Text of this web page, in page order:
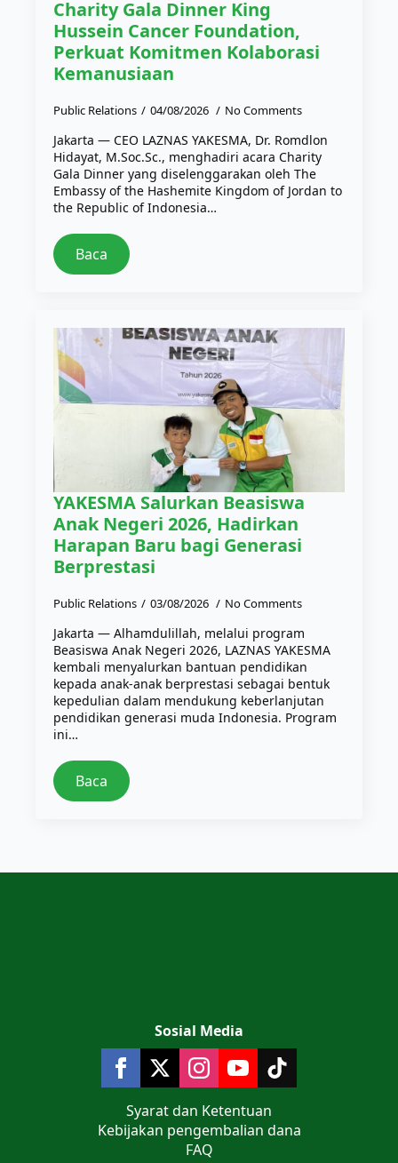
Charity Gala Dinner King
Hussein Cancer Foundation,
Perkuat Komitmen Kolaborasi
Kemanusiaan
Public Relations 04/08/2026 No Comments
Jakarta — CEO LAZNAS YAKESMA, Dr. Romdlon
Hidayat, M.Soc.Sc., menghadiri acara Charity
Gala Dinner yang diselenggarakan oleh The
Embassy of the Hashemite Kingdom of Jordan to
the Republic of Indonesia…
Baca
YAKESMA Salurkan Beasiswa
Anak Negeri 2026, Hadirkan
Harapan Baru bagi Generasi
Berprestasi
Public Relations 03/08/2026 No Comments
Jakarta — Alhamdulillah, melalui program
Beasiswa Anak Negeri 2026, LAZNAS YAKESMA
kembali menyalurkan bantuan pendidikan
kepada anak-anak berprestasi sebagai bentuk
kepedulian dalam mendukung keberlanjutan
pendidikan generasi muda Indonesia. Program
ini…
Baca
Sosial Media
Syarat dan Ketentuan
Kebijakan pengembalian dana
FAQ